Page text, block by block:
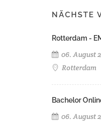
NÄCHSTE
Rotterdam -
06. August
Rotterdam
Bachelor
06. August